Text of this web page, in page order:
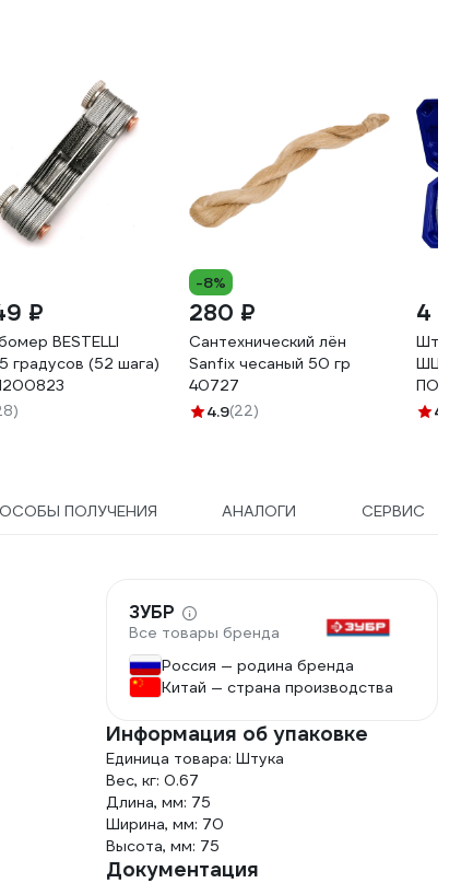
₽
BESTELLI
градусов (52 шага)
-8%
280 ₽
Сантехнический лён
Sanfix чесаный 50 гр
40727
4.9(22)
4
ШЦ-1-
93922-
4.7
ПОЛУЧЕНИЯ АНАЛОГИ СЕРВИС
ЗУБР
Все товары бренда
Россия — родина бренда
Китай — страна производства
Информация об упаковке
Единица товара: Штука
Вес, кг: 0.67
Длина, мм: 75
Ширина, мм: 70
Высота, мм: 75
Документация